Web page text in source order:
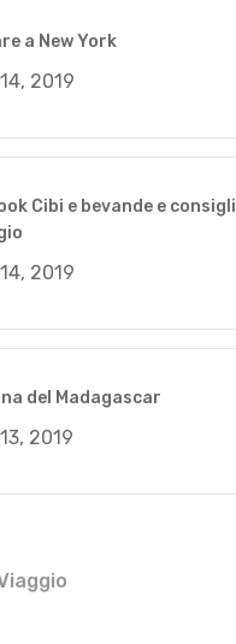
a New York
2019
Cibi e bevande e consigli
2019
del Madagascar
2019